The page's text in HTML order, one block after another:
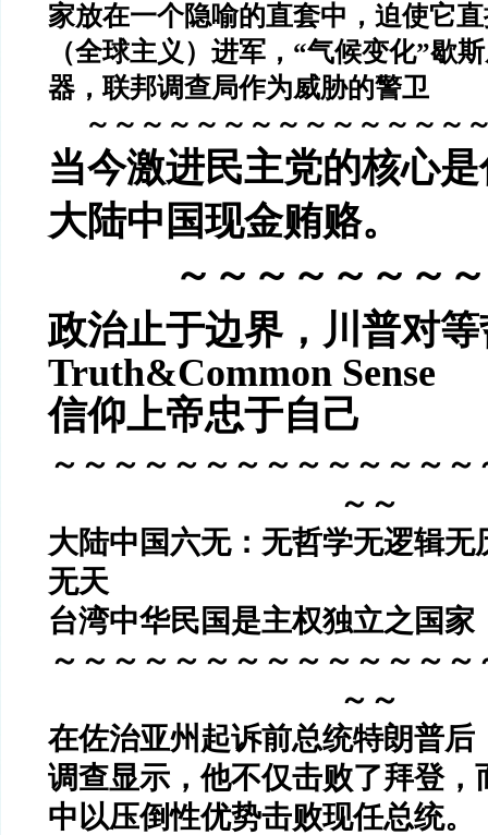
家放在一个隐喻的直套中，迫使它
（全球主义）进军， “气候变化”歇
器，联邦调查局作为威胁的警卫
～～～～～～～～～～～～～～
当今激进民主党的核心
大陆中国现金贿赂。
～～～～～～～
政治止于边界， 川普对
Truth&Common Sense
信仰上帝忠于自己
～～～～～～～～～～～～～
～～
大陆中国六无：无哲学无逻辑无
无天
台湾中华民国是主权独立之国家
～～～～～～～～～～～～～
～～
在佐治亚州起诉前总统特朗普后
调查显示，他不仅击败了拜登，
中以压倒性优势击败现任总统。